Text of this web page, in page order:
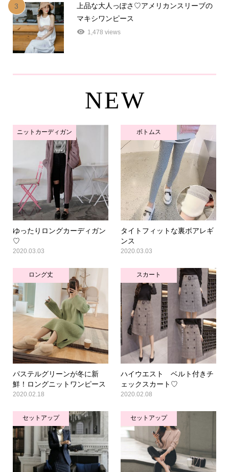
3
上品な大人っぽさ♡アメリカンスリーブの
マキシワンピース
1,478 views
NEW
ニットカーディガン
ゆったりロングカーディガン
♡
2020.03.03
ボトムス
タイトフィットな裏ボアレギ
ンス
2020.03.03
ロング丈
パステルグリーンが冬に新
鮮！ロングニットワンピース
2020.02.18
スカート
ハイウエスト ベルト付きチ
ェックスカート♡
2020.02.08
セットアップ セットアップ